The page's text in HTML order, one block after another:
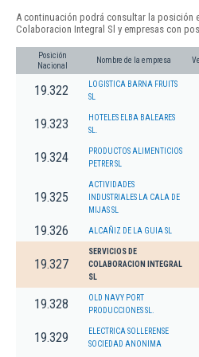
A continuación podrá consultar la posición
Colaboracion Integral Sl y empresas con
Posición
Nacional
Nombre de la empresa
19.322
LOGISTICA BARNA FRUITS
SL
19.323
HOTELES ELBA BALEARES
SL.
19.324
PRODUCTOS ALIMENTICIOS
PETRER SL
19.325
ACTIVIDADES
INDUSTRIALES LA CALA DE
MIJAS SL
19.326 ALCAÑIZ DE LA GUIA SL
19.327
SERVICIOS DE
COLABORACION INTEGRAL
SL
19.328
OLD NAVY PORT
PRODUCCIONES SL.
19.329
ELECTRICA SOLLERENSE
SOCIEDAD ANONIMA